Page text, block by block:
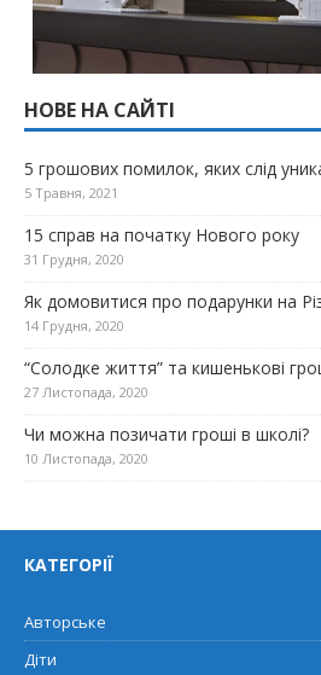
НОВЕ НА САЙТІ
5 грошових помилок, яких слід
5 Травня, 2021
15 справ на початку Нового року
31 Грудня, 2020
Як домовитися про подарунки на
14 Грудня, 2020
“Солодке життя” та кишенькові
27 Листопада, 2020
Чи можна позичати гроші в школі?
10 Листопада, 2020
КАТЕГОРІЇ
Авторське
Діти